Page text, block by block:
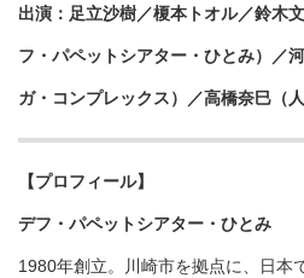
出演：足立沙樹／榎本トオル／鈴木
フ・パペットシアター・ひとみ）／
ガ・コンプレックス）／高橋奈巳（
【プロフィール】
デフ・パペットシアター・ひとみ
1980年創立。川崎市を拠点に、日本